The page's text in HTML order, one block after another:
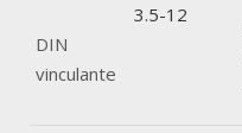
DIN
vinculante
3.5-12